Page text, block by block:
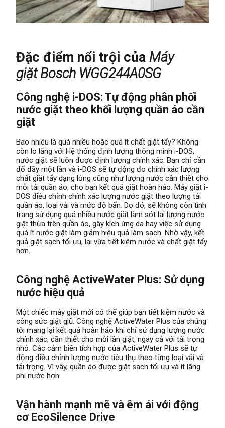
Đặc điểm nổi trội của Máy
giặt Bosch WGG244A0SG
Công nghệ i-DOS: Tự động phân phối
nước giặt theo khối lượng quần áo cần
giặt
Bao nhiêu là quá nhiều hoặc quá ít chất giặt tẩy? Không
còn lo lắng với Hệ thống định lượng thông minh i-DOS,
nước giặt sẽ luôn được định lượng chính xác. Bạn chỉ cần
đổ đầy một lần và i-DOS sẽ tự động đo chính xác lượng
chất giặt tẩy dạng lỏng cũng như lượng nước cần thiết cho
mỗi tải quần áo, cho bạn kết quả giặt hoàn hảo. Máy giặt i-
DOS điều chỉnh chính xác lượng nước giặt theo lượng tải
quần áo, loại vải và mức độ bẩn. Do đó, sẽ không còn tình
trạng sử dụng quá nhiều nước giặt làm sót lại lượng nước
giặt thừa trên quần áo, gây kích ứng da hay việc sử dụng
quá ít nước giặt làm giảm hiệu quả làm sạch. Nhờ vậy, kết
quả giặt sạch tối ưu, lại vừa tiết kiệm nước và chất giặt tẩy
hơn.
Công nghệ ActiveWater Plus: Sử dụng
nước hiệu quả
Một chiếc máy giặt mới có thể giúp bạn tiết kiệm nước và
công sức giặt giũ. Công nghệ ActiveWater Plus của chúng
tôi mang lại kết quả hoàn hảo khi chỉ sử dụng lượng nước
chính xác, cần thiết cho mỗi lần giặt, ngay cả với tải trọng
nhỏ. Các cảm biến tích hợp của ActiveWater Plus sẽ tự
động điều chỉnh lượng nước tiêu thụ theo từng loại vải và
tải trọng. Vì vậy, quần áo được giặt sạch tối ưu và ít lãng
phí nước hơn.
Vận hành mạnh mẽ và êm ái với động
cơ EcoSilence Drive